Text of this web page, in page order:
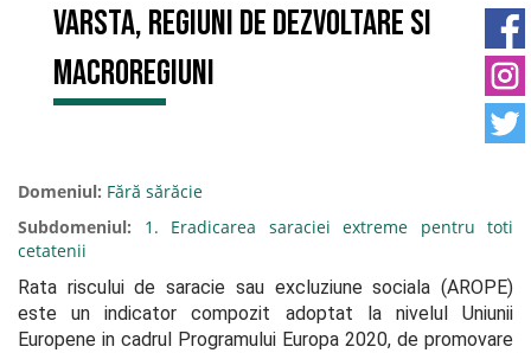
varsta, regiuni de dezvoltare si
macroregiuni
Domeniul: Fără sărăcie
Subdomeniul:
1. Eradicarea saraciei extreme pentru toti
cetatenii
Rata riscului de saracie sau excluziune sociala (AROPE)
este un indicator compozit adoptat la nivelul Uniunii
Europene in cadrul Programului Europa 2020, de promovare